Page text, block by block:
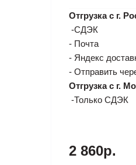
Отгрузка с г.
-СДЭК
- Почта
- Яндекс
- Отправить
Отгрузка с г.
-Только СДЭК
2 860р.